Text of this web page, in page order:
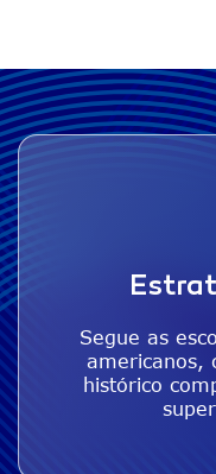
Segue as
americanos,
histórico